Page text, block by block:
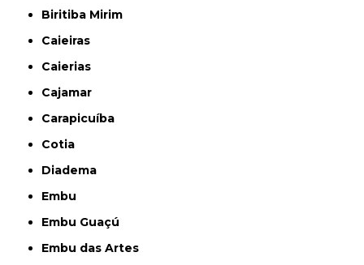
Biritiba Mirim
Caieiras
Caierias
Cajamar
Carapicuíba
Cotia
Diadema
Embu
Embu Guaçú
Embu das Artes